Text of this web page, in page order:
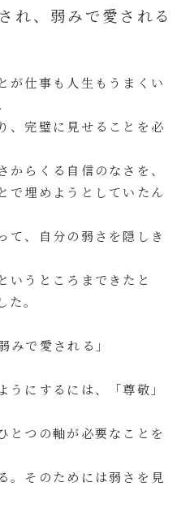
、弱みで愛される
が仕事も人生もうまくい
、完璧に見せることを必
からくる自信のなさを、
で埋めようとしていたん
て、自分の弱さを隠しき
いうところまできたと
。
みで愛される」
うにするには、「尊敬」
とつの軸が必要なことを
。そのためには弱さを見